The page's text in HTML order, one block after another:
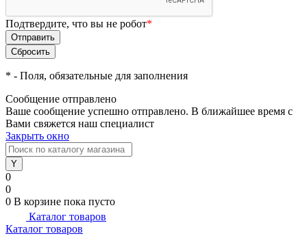
Подтвердите, что вы не робот*
* - Поля, обязательные для заполнения
Сообщение отправлено
Ваше сообщение успешно отправлено. В ближайшее время с
Вами свяжется наш специалист
Закрыть окно
0
0
0 В корзине пока пусто
Каталог товаров
Каталог товаров